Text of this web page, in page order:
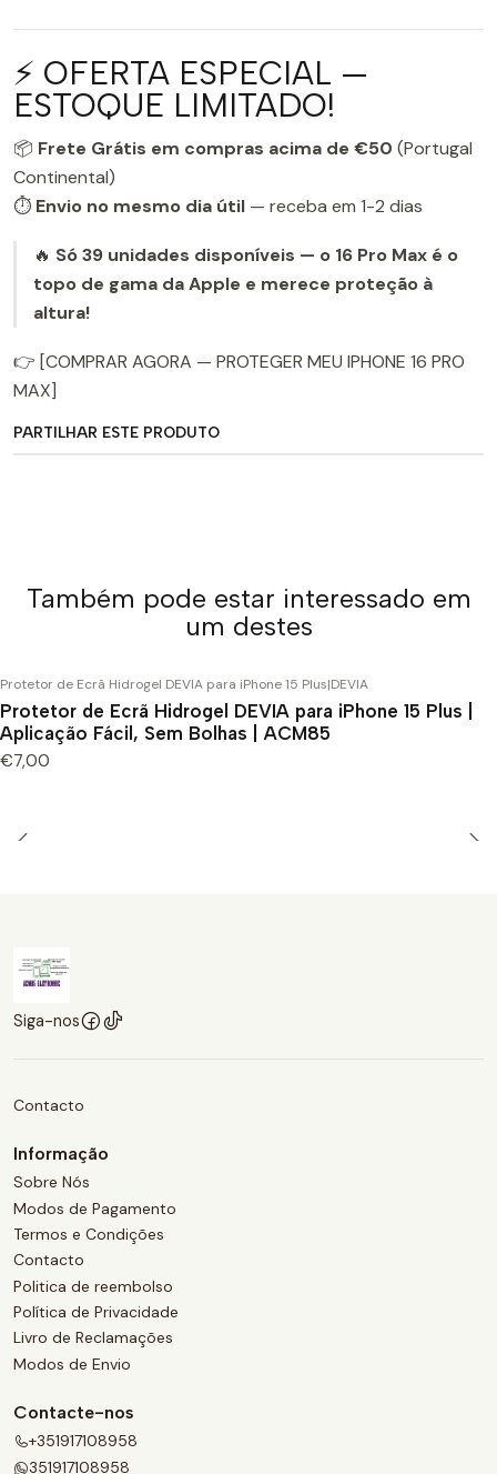
⚡ OFERTA ESPECIAL —
ESTOQUE LIMITADO!
📦 Frete Grátis em compras acima de €50 (Portugal
Continental)
⏱️ Envio no mesmo dia útil — receba em 1-2 dias
🔥 Só 39 unidades disponíveis — o 16 Pro Max é o
topo de gama da Apple e merece proteção à
altura!
👉 [COMPRAR AGORA — PROTEGER MEU IPHONE 16 PRO
MAX]
PARTILHAR ESTE PRODUTO
Também pode estar interessado em
um destes
Protetor de Ecrã Hidrogel DEVIA para iPhone 15 Plus|DEVIA
Protetor de Ecrã Hidrogel DEVIA para iPhone 15 Plus |
Aplicação Fácil, Sem Bolhas | ACM85
€7,00
Siga-nos
Contacto
Informação
Sobre Nós
Modos de Pagamento
Termos e Condições
Contacto
Politica de reembolso
Política de Privacidade
Livro de Reclamações
Modos de Envio
Contacte-nos
+351917108958
351917108958